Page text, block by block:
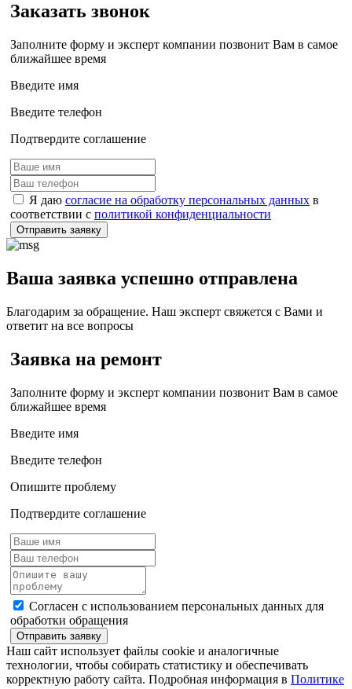
Заказать звонок
Заполните форму и эксперт компании позвонит Вам в самое
ближайшее время
Введите имя
Введите телефон
Подтвердите соглашение
Я даю согласие на обработку персональных данных в
соответствии с политикой конфиденциальности
Отправить заявку
Ваша заявка успешно отправлена
Благодарим за обращение. Наш эксперт свяжется с Вами и
ответит на все вопросы
Заявка на ремонт
Заполните форму и эксперт компании позвонит Вам в самое
ближайшее время
Введите имя
Введите телефон
Опишите проблему
Подтвердите соглашение
Согласен с использованием персональных данных для
обработки обращения
Отправить заявку
Наш сайт использует файлы cookie и аналогичные
технологии, чтобы собирать статистику и обеспечивать
корректную работу сайта. Подробная информация в Политике